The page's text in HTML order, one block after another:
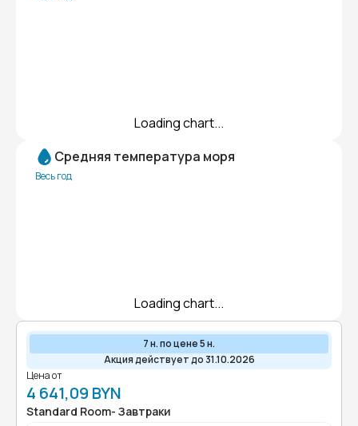
Loading chart...
Средняя температура моря
Весь год
Loading chart...
7 н. по цене 5 н.
Акция действует до 31.10.2026
Цена от
4 641,09 BYN
Standard Room- Завтраки